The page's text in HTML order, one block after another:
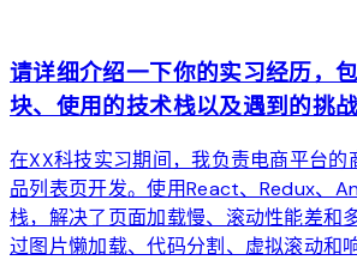
请详细介绍一下你的实习经历，
块、使用的技术栈以及遇到的挑战
在XX科技实习期间，我负责电商平台的
品列表页开发。使用React、Redux、
栈，解决了页面加载慢、滚动性能差和
过图片懒加载、代码分割、虚拟滚动和